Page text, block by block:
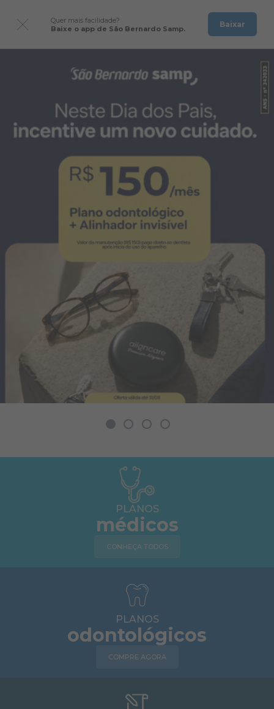
Quer mais facilidade?
Baixe o app de São Bernardo Samp.
Baixar
PLANOS
médicos
CONHEÇA TODOS
PLANOS
odontológicos
COMPRE AGORA